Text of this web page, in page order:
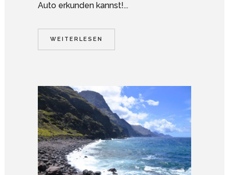
Auto erkunden kannst!...
WEITERLESEN